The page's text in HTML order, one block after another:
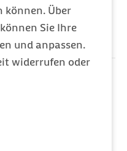
können. Über
Sie Ihre
und anpassen.
widerrufen oder
hält an
der oAV-
Vorschläge